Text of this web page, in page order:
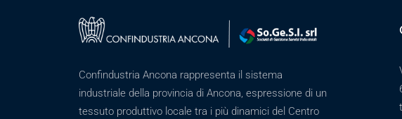
Confindustria Ancona rappresenta il sistema
industriale della provincia di Ancona, espressione di un
tessuto produttivo locale tra i più dinamici del Centro